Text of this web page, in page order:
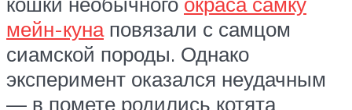
мейн-кунаповязали с самцом
сиамской породы. Однако
эксперимент оказался неудачным
— в помете родились котята